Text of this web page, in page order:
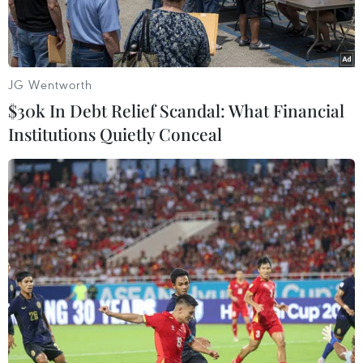
Dự án xây dựng con kênh đào đầu tiên nối Biển Đỏ với Biển
Chết. (Nguồn: Middle East Eye)
JG Wentworth
$30k In Debt Relief Scandal: What Financial
Institutions Quietly Conceal